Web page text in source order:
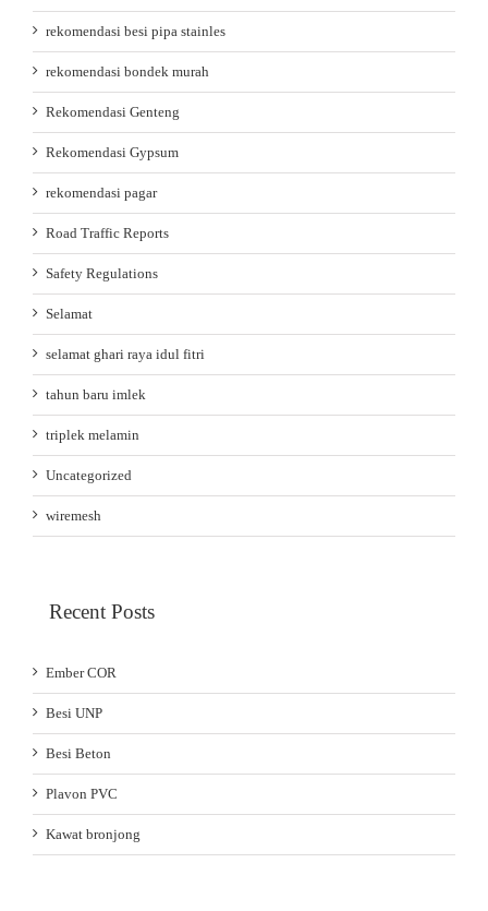
rekomendasi besi pipa stainles
rekomendasi bondek murah
Rekomendasi Genteng
Rekomendasi Gypsum
rekomendasi pagar
Road Traffic Reports
Safety Regulations
Selamat
selamat ghari raya idul fitri
tahun baru imlek
triplek melamin
Uncategorized
wiremesh
Recent Posts
Ember COR
Besi UNP
Besi Beton
Plavon PVC
Kawat bronjong